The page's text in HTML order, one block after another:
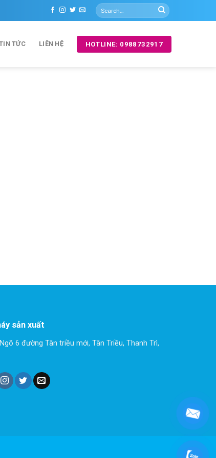
TỨC LIÊN HỆ HOTLINE: 0988732917
sản xuất
6 đường Tân triều mới, Tân Triều, Thanh Trì,